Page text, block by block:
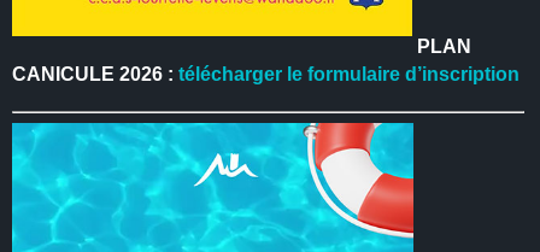
PLAN
CANICULE 2026 :télécharger le formulaire d’inscription